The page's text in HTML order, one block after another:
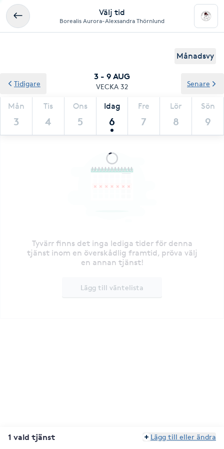
Välj tid
Borealis Aurora-Alexsandra Thörnlund
Månadsvy
3 - 9 AUG
VECKA 32
Mån
3
Tis
4
Ons
5
Idag
6
Fre
7
Lör
8
Sön
9
Tidigare Senare
Tyvärr finns det inga lediga tider för denna
tjänst inom en överskådlig framtid, pröva välj
en annan tjänst!
Lägg till väntelista
1 vald tjänst Lägg till eller ändra